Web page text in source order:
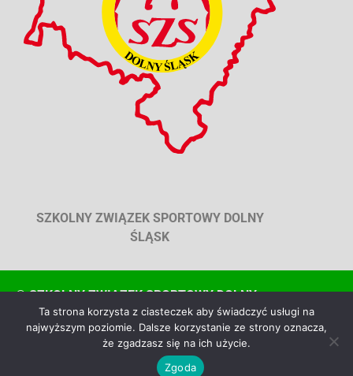
SZKOLNY ZWIĄZEK SPORTOWY DOLNY
ŚLĄSK
© SZKOLNY ZWIĄZEK SPORTOWY DOLNY
ŚLĄSK, WSZYSTKIE PRAWA ZASTRZEŻONE
Ta strona korzysta z ciasteczek aby świadczyć usługi na
najwyższym poziomie. Dalsze korzystanie ze strony oznacza,
że zgadzasz się na ich użycie.
Zgoda